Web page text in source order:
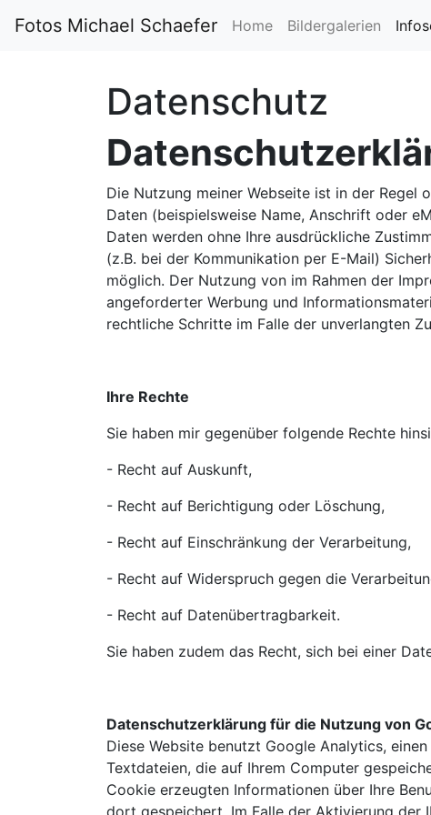
Fotos Michael Schaefer Home Bildergalerien
Datenschutz
Die Nutzung meiner Webseite ist in der Regel
Daten (beispielsweise Name, Anschrift oder
Daten werden ohne Ihre ausdrückliche
(z.B. bei der Kommunikation per E-Mail)
möglich. Der Nutzung von im Rahmen der
angeforderter Werbung und
rechtliche Schritte im Falle der unverlangten
Ihre Rechte
Sie haben mir gegenüber folgende Rechte
- Recht auf Auskunft,
- Recht auf Berichtigung oder Löschung,
- Recht auf Einschränkung der Verarbeitung,
- Recht auf Widerspruch gegen die
- Recht auf Datenübertragbarkeit.
Sie haben zudem das Recht, sich bei einer
Datenschutzerklärung für die Nutzung von
Diese Website benutzt Google Analytics,
Textdateien, die auf Ihrem Computer
Cookie erzeugten Informationen über Ihre
dort gespeichert. Im Falle der Aktivierung der